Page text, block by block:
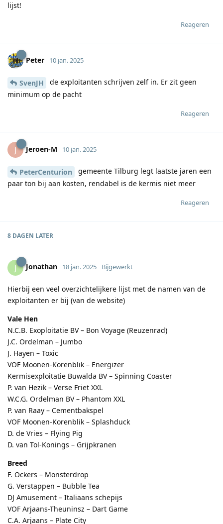
lijst!
Reageren
Peter 10 jan. 2025
SvenJH
de exploitanten schrijven zelf in. Er zit geen
minimum op de pacht
Reageren
J Jeroen-M 10 jan. 2025
PeterCenturion
gemeente Tilburg legt laatste jaren een
paar ton bij aan kosten, rendabel is de kermis niet meer
Reageren
8 DAGEN LATER
J Jonathan 18 jan. 2025 Bijgewerkt
Hierbij een veel overzichtelijkere lijst met de namen van de
exploitanten er bij (van de website)
Vale Hen
N.C.B. Exoploitatie BV – Bon Voyage (Reuzenrad)
J.C. Ordelman – Jumbo
J. Hayen – Toxic
VOF Moonen-Korenblik – Energizer
Kermisexploitatie Buwalda BV – Spinning Coaster
P. van Hezik – Verse Friet XXL
W.C.G. Ordelman BV – Phantom XXL
P. van Raay – Cementbakspel
VOF Moonen-Korenblik – Splashduck
D. de Vries – Flying Pig
D. van Tol-Konings – Grijpkranen
Breed
F. Ockers – Monsterdrop
G. Verstappen – Bubble Tea
DJ Amusement – Italiaans schepijs
VOF Arjaans-Theuninsz – Dart Game
C.A. Arjaans – Plate City